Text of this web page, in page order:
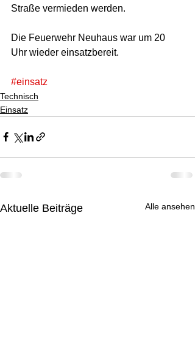
Straße vermieden werden.
Die Feuerwehr Neuhaus war um 20
Uhr wieder einsatzbereit.
#einsatz
Technisch
Einsatz
Aktuelle Beiträge Alle ansehen